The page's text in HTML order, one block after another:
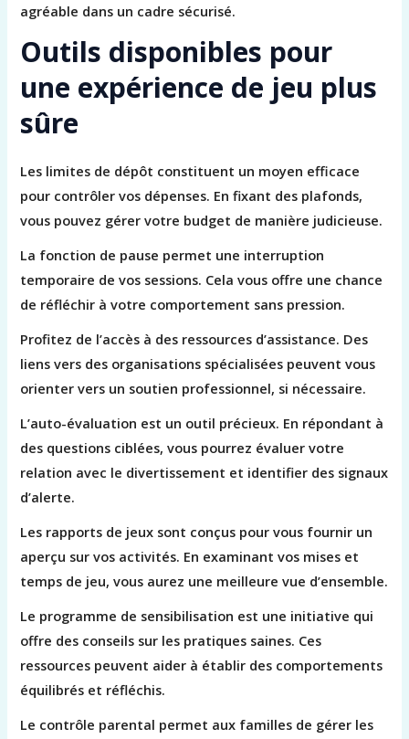
agréable dans un cadre sécurisé.
Outils disponibles pour
une expérience de jeu plus
sûre
Les limites de dépôt constituent un moyen efficace
pour contrôler vos dépenses. En fixant des plafonds,
vous pouvez gérer votre budget de manière judicieuse.
La fonction de pause permet une interruption
temporaire de vos sessions. Cela vous offre une chance
de réfléchir à votre comportement sans pression.
Profitez de l’accès à des ressources d’assistance. Des
liens vers des organisations spécialisées peuvent vous
orienter vers un soutien professionnel, si nécessaire.
L’auto-évaluation est un outil précieux. En répondant à
des questions ciblées, vous pourrez évaluer votre
relation avec le divertissement et identifier des signaux
d’alerte.
Les rapports de jeux sont conçus pour vous fournir un
aperçu sur vos activités. En examinant vos mises et
temps de jeu, vous aurez une meilleure vue d’ensemble.
Le programme de sensibilisation est une initiative qui
offre des conseils sur les pratiques saines. Ces
ressources peuvent aider à établir des comportements
équilibrés et réfléchis.
Le contrôle parental permet aux familles de gérer les